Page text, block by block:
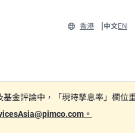
香港 中文EN
金評論中，「現時孳息率」欄位
。